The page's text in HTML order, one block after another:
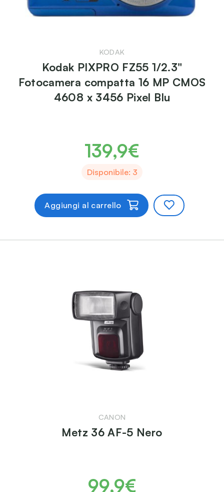
KODAK
Kodak PIXPRO FZ55 1/2.3"
Fotocamera compatta 16 MP CMOS
4608 x 3456 Pixel Blu
139,9€
Disponibile: 3
Aggiungi al carrello
CANON
Metz 36 AF-5 Nero
99,9€